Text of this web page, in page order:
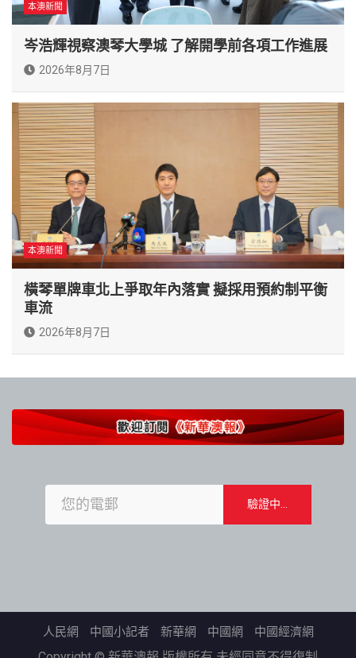
本澳新聞
岑浩輝視察澳琴大學城 了解開學前各項工作進展
2026年8月7日
本澳新聞
橫琴單牌車北上爭取年內落實 擬採用預約制平衡
車流
2026年8月7日
人民網 中國小記者 新華網 中國網 中國經濟網